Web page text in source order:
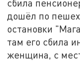
сбила
дошёл по
остановки
там его сбила
женщина, с